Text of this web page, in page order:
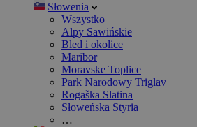
Słowenia
Wszystko
Alpy Sawińskie
Bled i okolice
Maribor
Moravske Toplice
Park Narodowy Triglav
Rogaška Slatina
Słoweńska Styria
…